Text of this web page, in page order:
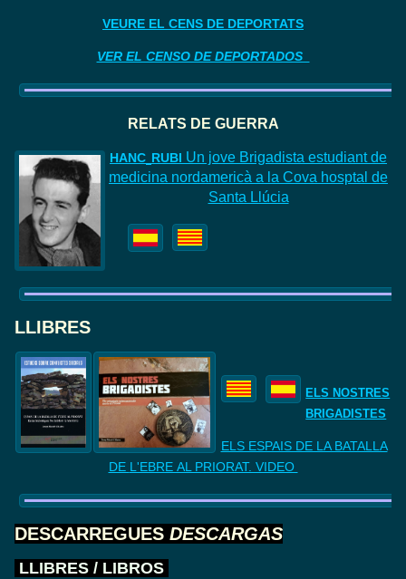
VEURE EL CENS DE DEPORTATS
VER EL CENSO DE DEPORTADOS
RELATS DE GUERRA
HANC RUBI Un jove Brigadista estudiant de
medicina nordamericà a la Cova hosptal de
Santa Llúcia
LLIBRES
ELS NOSTRES
BRIGADISTES
ELS ESPAIS DE LA BATALLA
DE L'EBRE AL PRIORAT. VIDEO
DESCARREGUESDESCARGAS
LLIBRES/ LIBROS